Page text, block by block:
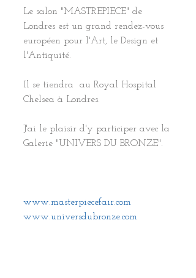
​Le salon "MASTREPIECE" de
Londres est un grand rendez-vous
européen pour l'Art, le Design et
l'Antiquité.
Il se tiendra  au Royal Hospital
Chelsea à Londres.
J'ai le plaisir d'y participer avec la
Galerie "UNIVERS DU BRONZE".﻿
www.masterpiecefair.com​​​
www.universdubronze.com